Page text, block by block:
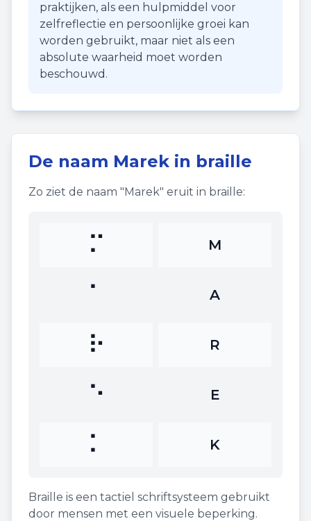
praktijken, als een hulpmiddel voor
zelfreflectie en persoonlijke groei kan
worden gebruikt, maar niet als een
absolute waarheid moet worden
beschouwd.
De naam Marek in braille
Zo ziet de naam "Marek" eruit in braille:
⠍ M
⠁ A
⠗ R
⠑ E
⠅ K
Braille is een tactiel schriftsysteem gebruikt
door mensen met een visuele beperking.